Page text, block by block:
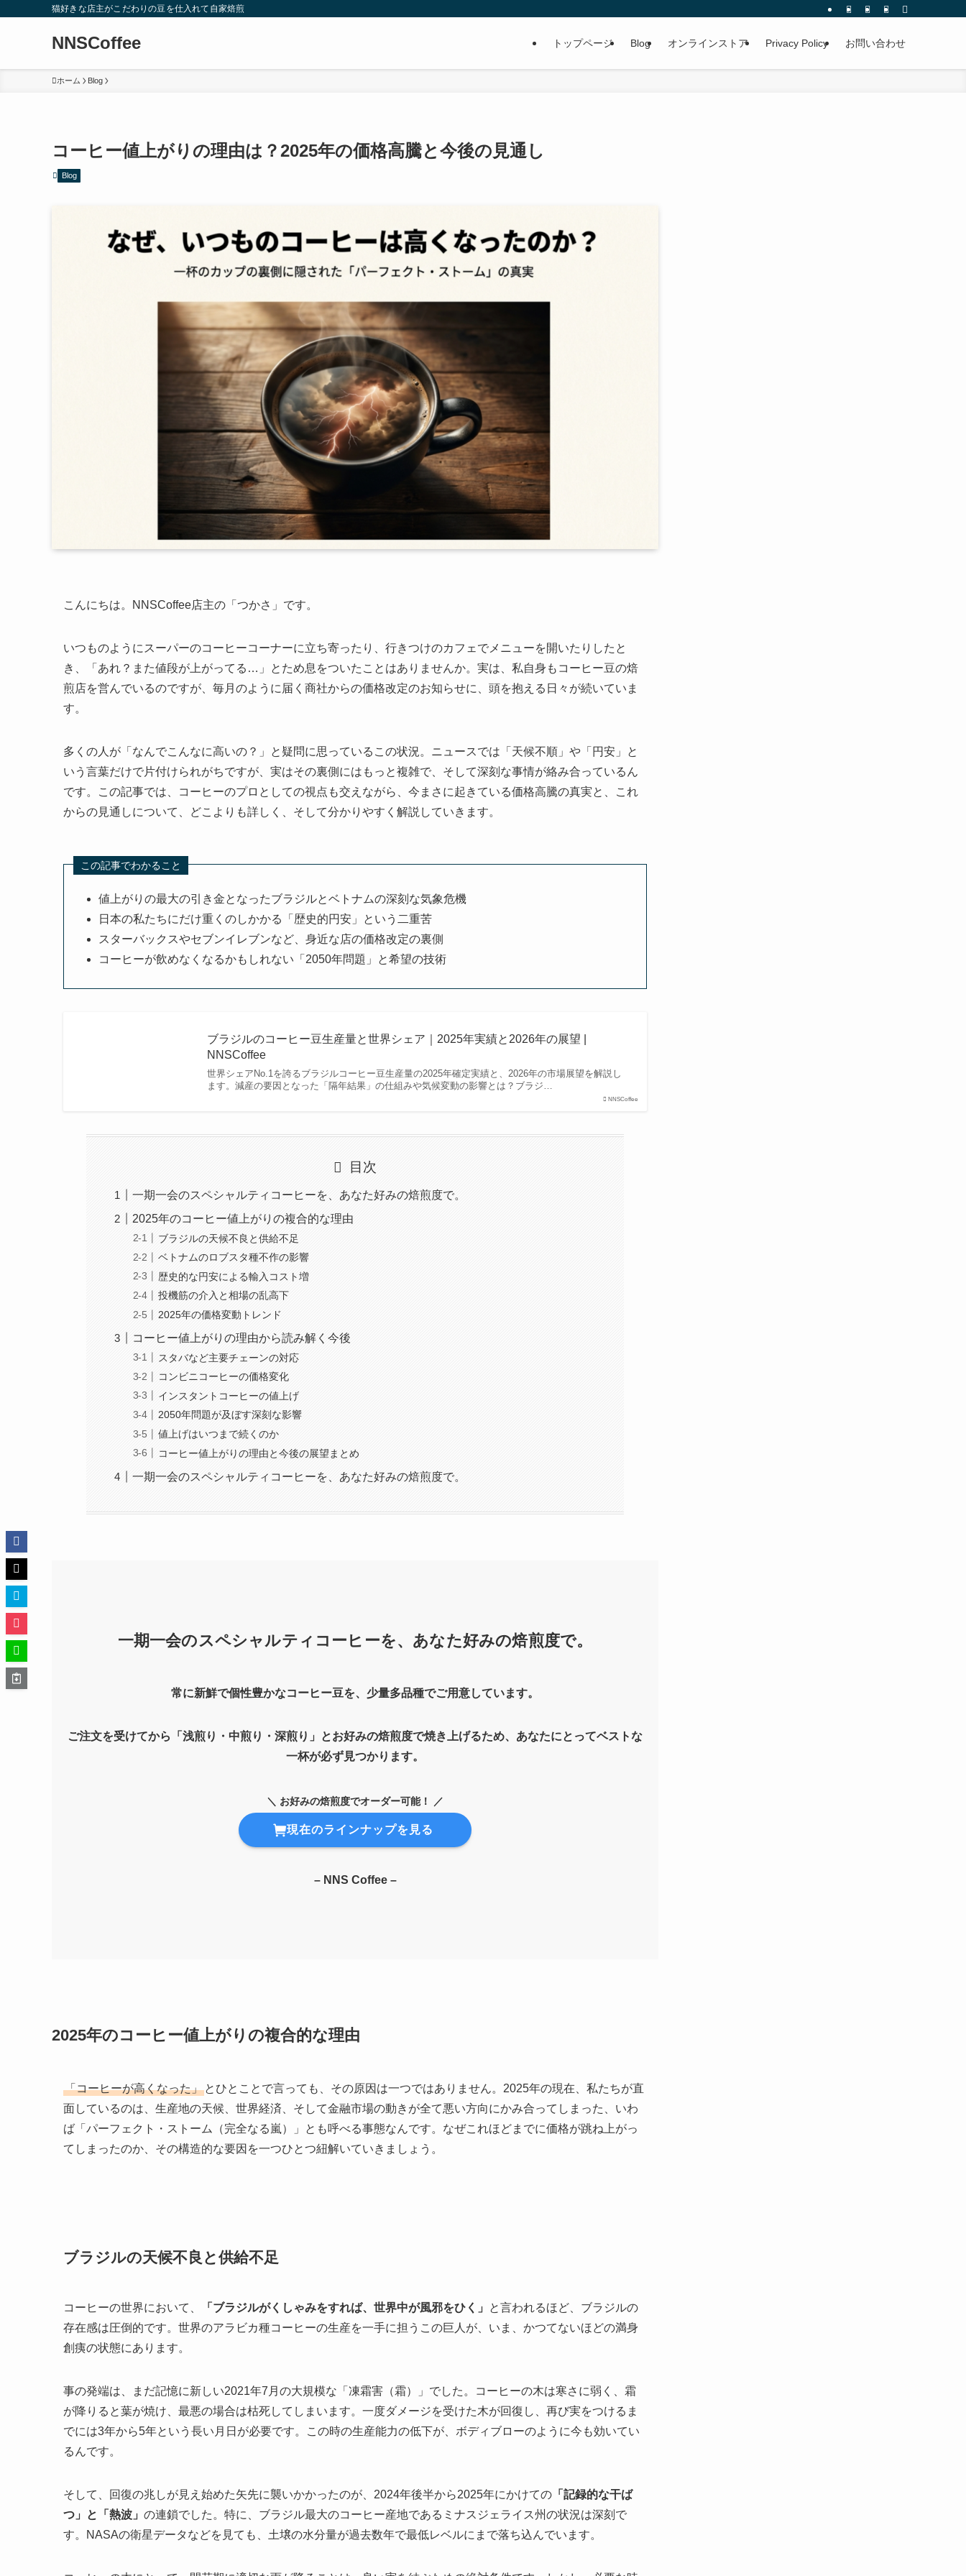
猫好きな店主がこだわりの豆を仕入れて自家焙煎
NNSCoffee トップページ Blog オンラインストア Privacy Policy お問い合わせ
ホーム Blog
コーヒー値上がりの理由は？2025年の価格高騰と今後の見通し
Blog
こんにちは。NNSCoffee店主の「つかさ」です。
いつものようにスーパーのコーヒーコーナーに立ち寄ったり、行きつけのカフェでメニューを開いたりしたと
き、「あれ？また値段が上がってる…」とため息をついたことはありませんか。実は、私自身もコーヒー豆の焙
煎店を営んでいるのですが、毎月のように届く商社からの価格改定のお知らせに、頭を抱える日々が続いていま
す。
多くの人が「なんでこんなに高いの？」と疑問に思っているこの状況。ニュースでは「天候不順」や「円安」と
いう言葉だけで片付けられがちですが、実はその裏側にはもっと複雑で、そして深刻な事情が絡み合っているん
です。この記事では、コーヒーのプロとしての視点も交えながら、今まさに起きている価格高騰の真実と、これ
からの見通しについて、どこよりも詳しく、そして分かりやすく解説していきます。
この記事でわかること
値上がりの最大の引き金となったブラジルとベトナムの深刻な気象危機
日本の私たちにだけ重くのしかかる「歴史的円安」という二重苦
スターバックスやセブンイレブンなど、身近な店の価格改定の裏側
コーヒーが飲めなくなるかもしれない「2050年問題」と希望の技術
NNSCoffee
ブラジルのコーヒー豆生産量と世界シェア｜2025年実績と2026年の展望 |
NNSCoffee
世界シェアNo.1を誇るブラジルコーヒー豆生産量の2025年確定実績と、2026年の市場展望を解説し
ます。減産の要因となった「隔年結果」の仕組みや気候変動の影響とは？ブラジ…
目次
一期一会のスペシャルティコーヒーを、あなた好みの焙煎度で。
2025年のコーヒー値上がりの複合的な理由
ブラジルの天候不良と供給不足
ベトナムのロブスタ種不作の影響
歴史的な円安による輸入コスト増
投機筋の介入と相場の乱高下
2025年の価格変動トレンド
コーヒー値上がりの理由から読み解く今後
スタバなど主要チェーンの対応
コンビニコーヒーの価格変化
インスタントコーヒーの値上げ
2050年問題が及ぼす深刻な影響
値上げはいつまで続くのか
コーヒー値上がりの理由と今後の展望まとめ
一期一会のスペシャルティコーヒーを、あなた好みの焙煎度で。
一期一会のスペシャルティコーヒーを、あなた好みの焙煎度で。
常に新鮮で個性豊かなコーヒー豆を、少量多品種でご用意しています。
ご注文を受けてから「浅煎り・中煎り・深煎り」とお好みの焙煎度で焼き上げるため、あなたにとってベストな
一杯が必ず見つかります。
＼ お好みの焙煎度でオーダー可能！ ／
現在のラインナップを見る
– NNS Coffee –
2025年のコーヒー値上がりの複合的な理由
「コーヒーが高くなった」 とひとことで言っても、その原因は一つではありません。2025年の現在、私たちが直
面しているのは、生産地の天候、世界経済、そして金融市場の動きが全て悪い方向にかみ合ってしまった、いわ
ば「パーフェクト・ストーム（完全なる嵐）」とも呼べる事態なんです。なぜこれほどまでに価格が跳ね上がっ
てしまったのか、その構造的な要因を一つひとつ紐解いていきましょう。
ブラジルの天候不良と供給不足
コーヒーの世界において、 「ブラジルがくしゃみをすれば、世界中が風邪をひく」
と言われるほど、ブラジルの
存在感は圧倒的です。世界のアラビカ種コーヒーの生産を一手に担うこの巨人が、いま、かつてないほどの満身
創痍の状態にあります。
事の発端は、まだ記憶に新しい2021年7月の大規模な「凍霜害（霜）」でした。コーヒーの木は寒さに弱く、霜
が降りると葉が焼け、最悪の場合は枯死してしまいます。一度ダメージを受けた木が回復し、再び実をつけるま
でには3年から5年という長い月日が必要です。この時の生産能力の低下が、ボディブローのように今も効いてい
るんです。
そして、回復の兆しが見え始めた矢先に襲いかかったのが、2024年後半から2025年にかけての 「記録的な干ば
つ」と「熱波」 の連鎖でした。特に、ブラジル最大のコーヒー産地であるミナスジェライス州の状況は深刻で
す。NASAの衛星データなどを見ても、土壌の水分量が過去数年で最低レベルにまで落ち込んでいます。